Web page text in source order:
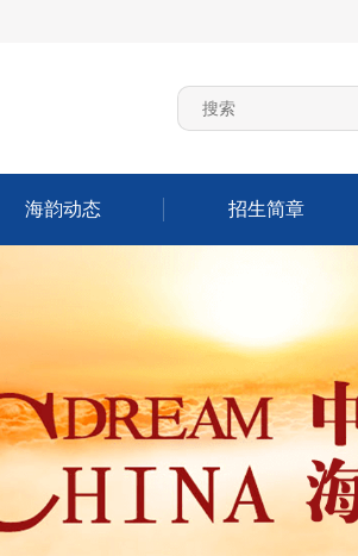
海韵动态 招生简章